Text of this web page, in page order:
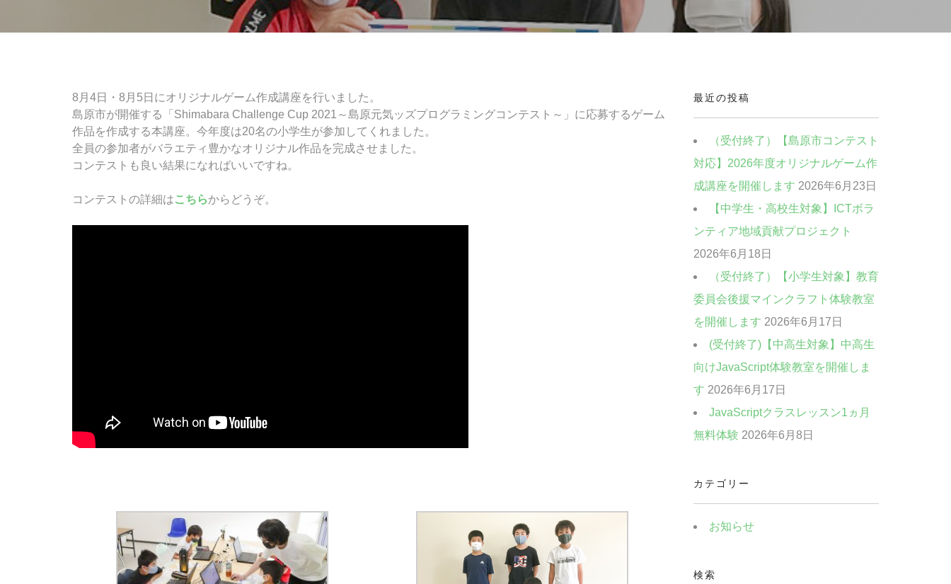
8月4日・8月5日にオリジナルゲーム作成講座を行いました。
島原市が開催する「Shimabara Challenge Cup 2021～島原元気ッズプログラミングコンテスト～」に応募するゲーム
作品を作成する本講座。今年度は20名の小学生が参加してくれました。
全員の参加者がバラエティ豊かなオリジナル作品を完成させました。
コンテストも良い結果になればいいですね。
コンテストの詳細はこちらからどうぞ。
最近の投稿
（受付終了）【島原市コンテスト
対応】2026年度オリジナルゲーム作
成講座を開催します 2026年6月23日
【中学生・高校生対象】ICTボラ
ンティア地域貢献プロジェクト
2026年6月18日
（受付終了）【小学生対象】教育
委員会後援マインクラフト体験教室
を開催します 2026年6月17日
(受付終了)【中高生対象】中高生
向けJavaScript体験教室を開催しま
す 2026年6月17日
JavaScriptクラスレッスン1ヵ月
無料体験 2026年6月8日
カテゴリー
お知らせ
検索